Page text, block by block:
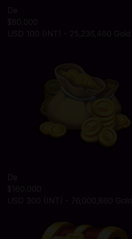
De
$80.000
USD 100 (INT) - 25,236,460 Gold
De
$160.000
USD 300 (INT) - 76,000,860 Gold